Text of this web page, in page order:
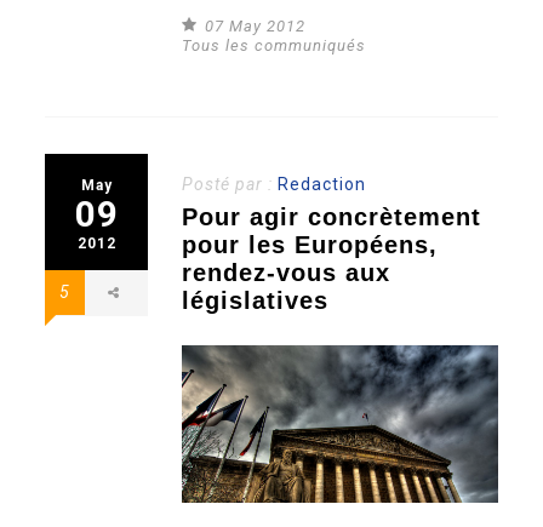
07 May 2012
Tous les communiqués
May
09
2012
5
Posté par : Redaction
Pour agir concrètement
pour les Européens,
rendez-vous aux
législatives